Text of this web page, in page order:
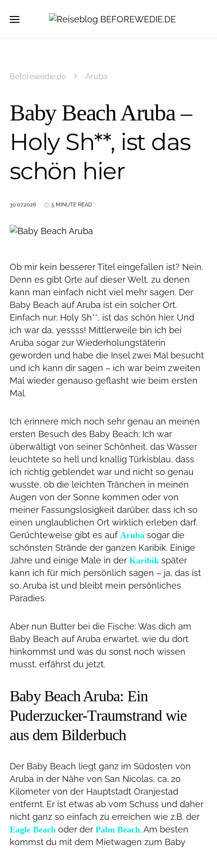
Beforewedie.de Aruba
Baby Beach Aruba –
Holy Sh**, ist das
schön hier
30.07.2026 5 MINUTE READ
Ob mir kein besserer Titel eingefallen ist? Nein.
Denn es gibt Orte auf dieser Welt, zu denen
kann man einfach nicht viel mehr sagen. Der
Baby Beach auf Aruba ist ein solcher Ort.
Einfach nur: Holy Sh**, ist das schön hier. Und
ich war da, yessss! Mittlerweile bin ich bei
Aruba sogar zur Wiederholungstäterin
geworden und habe die Insel zwei Mal besucht
und ich kann dir sagen – ich war beim zweiten
Mal wieder genauso geflasht wie beim ersten
Mal.
Ich erinnere mich noch sehr genau an meinen
ersten Besuch des Baby Beach: Ich war
überwältigt von seiner Schönheit, das Wasser
leuchtete so hell und knallig Türkisblau, dass
ich richtig geblendet war und nicht so genau
wusste, ob die leichten Tränchen in meinen
Augen von der Sonne kommen oder von
meiner Fassungslosigkeit darüber, dass ich so
einen unglaublichen Ort wirklich erleben darf.
Gerüchteweise gibt es auf Aruba sogar die
schönsten Strände der ganzen Karibik. Einige
Jahre und einige Male in der Karibik später
kann ich für mich persönlich sagen – ja, das ist
so. Aruba ist und bleibt mein persönliches
Paradies.
Aber nun Butter bei die Fische: Was dich am
Baby Beach auf Aruba erwartet, wie du dort
hinkommst und was du sonst noch wissen
musst, erfährst du jetzt.
Baby Beach Aruba: Ein
Puderzucker-Traumstrand wie
aus dem Bilderbuch
Der Baby Beach liegt ganz im Südosten von
Aruba in der Nähe von San Nicolas, ca. 20
Kilometer von der Hauptstadt Oranjestad
entfernt. Er ist etwas ab vom Schuss und daher
nicht ganz so einfach zu erreichen wie z.B. der
Eagle Beach oder der Palm Beach. Am besten
kommst du mit dem Mietwagen zum Baby